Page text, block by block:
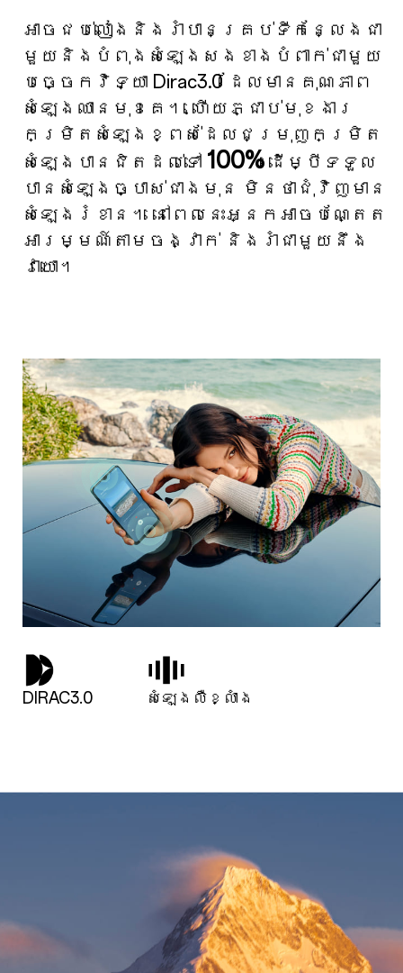
DIRAC3.0 សំឡេងលឺខ្លាំង
អាចជប់លៀងនិងរាំបានគ្រប់ទីកន្លែងជា
មួយនិងបំពុងសំឡេងសងខាងបំពាក់ជាមួយ
បច្ចេកវិទ្យា Dirac3.0 ដែលមានគុណភាព
សំឡេងឈានមុខគេ។. ហើយភ្ជាប់មុខងារ
កម្រិតសំឡេងខ្ពស់ដែលជម្រុញកម្រិត
សំឡេងបានជិតដល់ទៅ 100%ដើម្បីទទួល
បានសំឡេងច្បាស់ជាងមុន មិនថាជុំវិញមាន
សំឡេងរំខាន។ នៅពេលនេះអ្នកអាចបណ្តែត
អារម្មណ៍តាមចង្វាក់ និងរាំជាមួយនឹង
វាយោ។